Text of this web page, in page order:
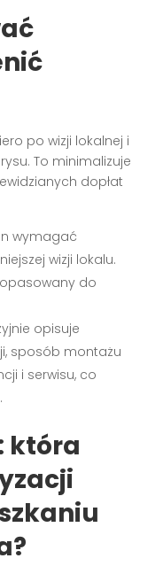
po wizji lokalnej i
To minimalizuje
dopłat
wymagać
wizji lokalu.
do
opisuje
sposób montażu
i serwisu, co
.
która